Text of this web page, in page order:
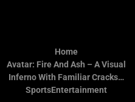
Home
Avatar: Fire And Ash – A Visual
Inferno With Familiar Cracks…
SportsEntertainment